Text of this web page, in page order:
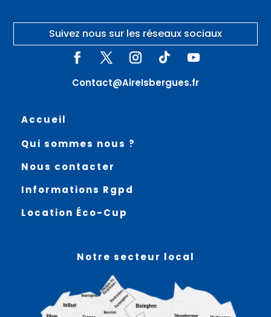
Suivez nous sur les réseaux sociaux
Contact@AireIsbergues.fr
Accueil
Qui sommes nous ?
Nous contacter
Informations Rgpd
Location Éco-Cup
Notre secteur local